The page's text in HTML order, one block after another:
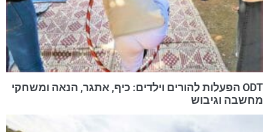
ODT הפעלות להורים וילדים: כיף, אתגר, הנאה ומשחקי
מחשבה וגיבוש